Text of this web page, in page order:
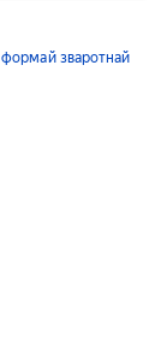
формай зваротнай